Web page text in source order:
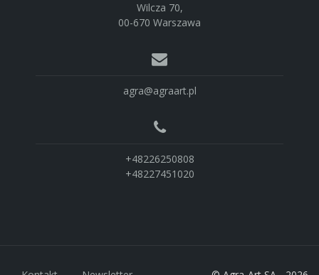
Wilcza 70,
00-670 Warszawa
agra@agraart.pl
+48226250808
+48227451020